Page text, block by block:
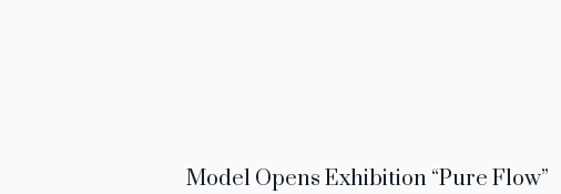
Model Opens Exhibition “Pure Flow”